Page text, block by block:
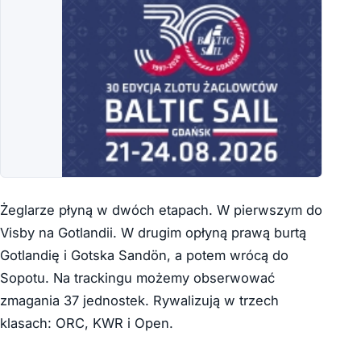
Żeglarze płyną w dwóch etapach. W pierwszym do
Visby na Gotlandii. W drugim opłyną prawą burtą
Gotlandię i Gotska Sandön, a potem wrócą do
Sopotu. Na trackingu możemy obserwować
zmagania 37 jednostek. Rywalizują w trzech
klasach: ORC, KWR i Open.